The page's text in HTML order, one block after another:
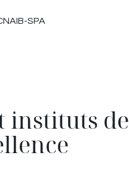
SPA
instituts de